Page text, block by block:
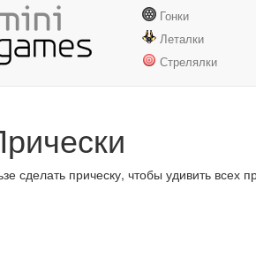
Гонки
Леталки
Стрелялки
сделать прическу, чтобы удивить всех